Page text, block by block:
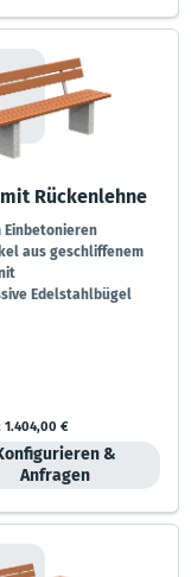
Rückenlehne
Einbetonieren
aus geschliffenem
Edelstahlbügel
1.404,00 €
&
Anfragen